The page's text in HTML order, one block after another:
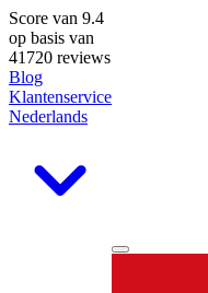
Score van 9.4
op basis van
41720 reviews
Blog
Klantenservice
Nederlands